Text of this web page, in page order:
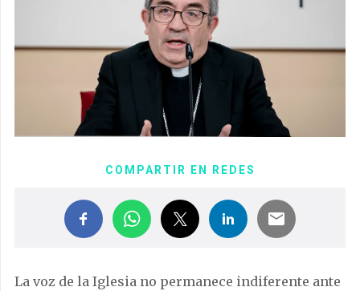
COMPARTIR EN REDES
La voz de la Iglesia no permanece indiferente ante